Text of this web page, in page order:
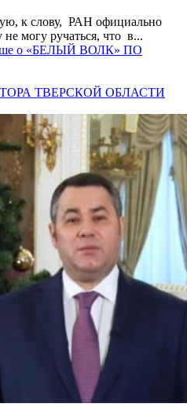
к слову, РАН официально
могу ручаться, что в...
о «БЕЛЫЙ ВОЛК» ПО
ТВЕРСКОЙ ОБЛАСТИ